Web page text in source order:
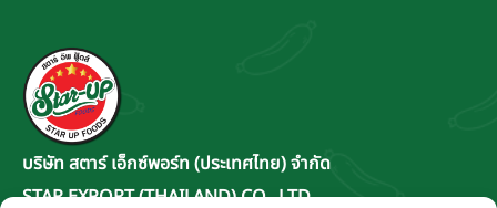
บริษัท สตาร์ เอ็กซ์พอร์ท (ประเทศไทย) จำกัด
STAR EXPORT (THAILAND) CO., LTD.